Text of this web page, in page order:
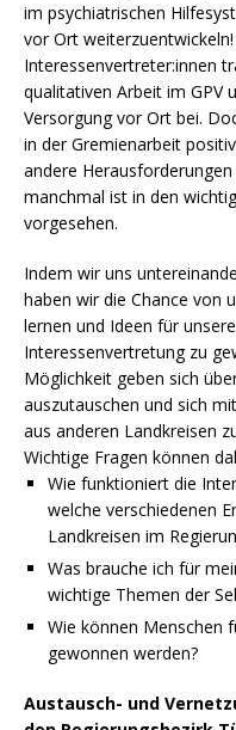
im psychiatrischen
vor Ort
Interessenvertreter:innen
qualitativen Arbeit im GPV
Versorgung vor Ort bei.
in der Gremienarbeit
andere
manchmal ist in den
vorgesehen.
Indem wir uns
haben wir die Chance von
lernen und Ideen für
Interessenvertretung zu
Möglichkeit geben sich
auszutauschen und sich
aus anderen Landkreisen
Wichtige Fragen können
Wie funktioniert die
welche verschiedenen
Landkreisen im
Was brauche ich für
wichtige Themen der
Wie können Menschen
gewonnen werden?
Austausch- und